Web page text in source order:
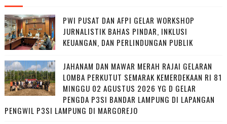
PWI PUSAT DAN AFPI GELAR WORKSHOP
JURNALISTIK BAHAS PINDAR, INKLUSI
KEUANGAN, DAN PERLINDUNGAN PUBLIK
JAHANAM DAN MAWAR MERAH RAJAI GELARAN
LOMBA PERKUTUT SEMARAK KEMERDEKAAN RI 81
MINGGU 02 AGUSTUS 2026 YG D GELAR
PENGDA P3SI BANDAR LAMPUNG DI LAPANGAN
PENGWIL P3SI LAMPUNG DI MARGOREJO